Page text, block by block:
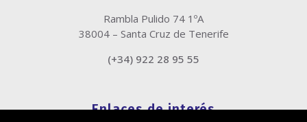
Rambla Pulido 74 1ºA
38004 – Santa Cruz de Tenerife
(+34) 922 28 95 55
Enlaces de interés